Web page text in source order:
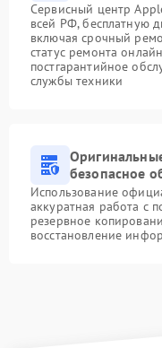
Сервисный центр
всей РФ, бесплатную
включая срочный
статус ремонта
постгарантийное
службы техники
безопасное
Использование
аккуратная работа с
резервное
восстановление